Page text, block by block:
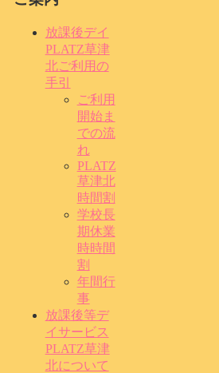
放課後デイ
PLATZ草津
北ご利用の
手引
ご利用
開始ま
での流
れ
PLATZ
草津北
時間割
学校長
期休業
時時間
割
年間行
事
放課後等デ
イサービス
PLATZ草津
北について